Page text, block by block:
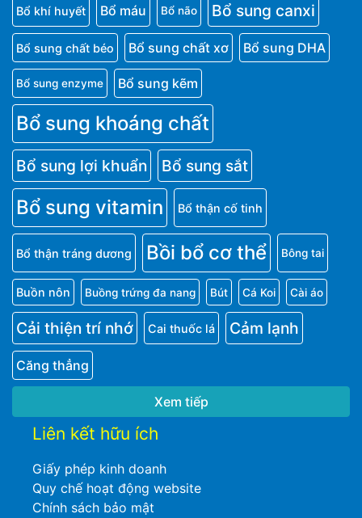
Bổ khí huyết Bổ máu Bổ não Bổ sung canxi
Bổ sung chất béo Bổ sung chất xơ Bổ sung DHA
Bổ sung enzyme Bổ sung kẽm
Bổ sung khoáng chất
Bổ sung lợi khuẩn Bổ sung sắt
Bổ sung vitamin Bổ thận cố tinh
Bổ thận tráng dương Bồi bổ cơ thể Bông tai
Buồn nôn Buồng trứng đa nang Bút Cá Koi Cài áo
Cải thiện trí nhớ Cai thuốc lá Cảm lạnh
Căng thẳng
Xem tiếp
Liên kết hữu ích
Giấy phép kinh doanh
Quy chế hoạt động website
Chính sách bảo mật